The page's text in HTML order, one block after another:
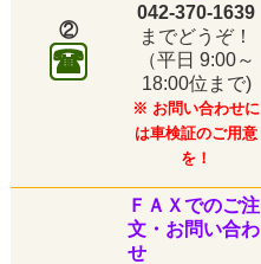
②
042-370-1639
までどうぞ！
（平日 9:00～
18:00位まで)
※ お問い合わせに
は車検証のご用意
を！
ＦＡＸでのご注
文・お問い合わ
せ